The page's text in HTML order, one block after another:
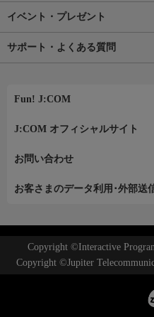
イベント・プレゼント
サポート・よくある質問
Fun! J:COM
J:COM オフィシャルサイト
お問い合わせ
お客さまのデータ利用･外部送
Copyright ©Interactive
Copyright ©Jupiter